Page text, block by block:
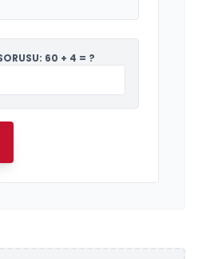
60 + 4 = ?